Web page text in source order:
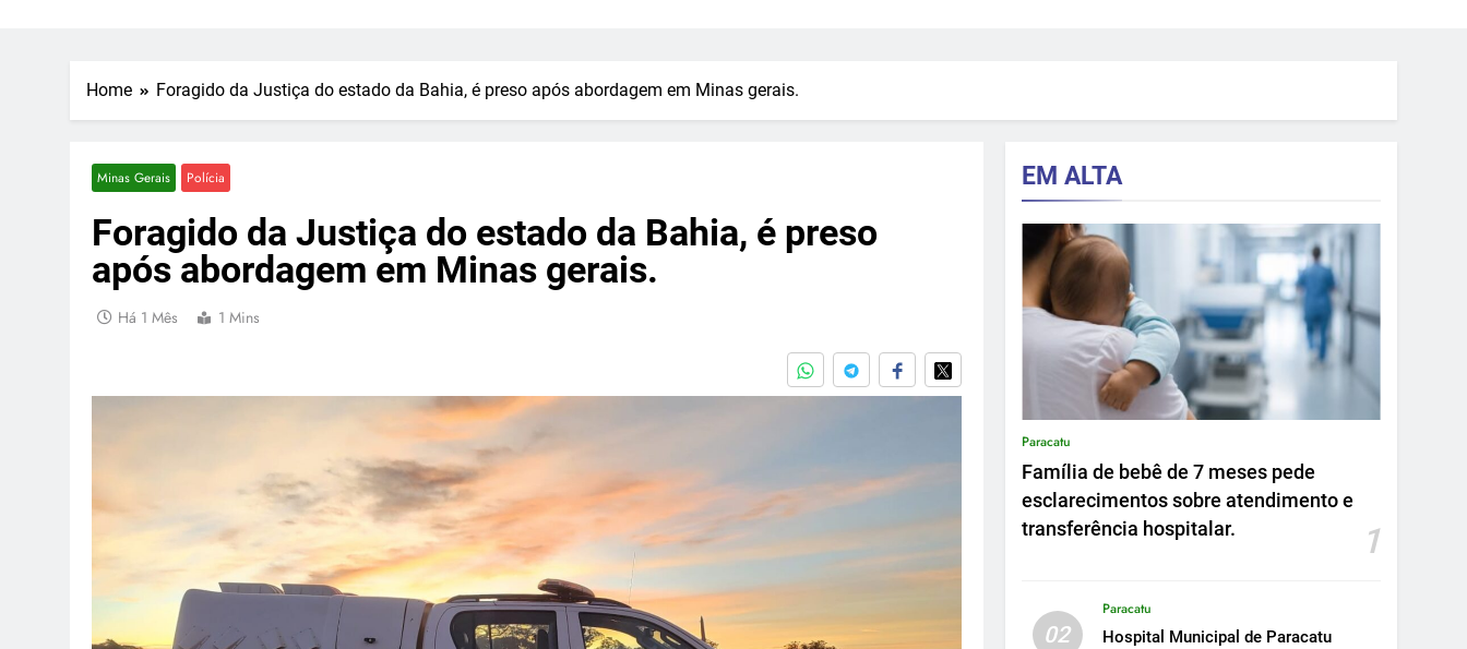
Home Foragido da Justiça do estado da Bahia, é preso após abordagem em Minas gerais.
Minas Gerais Polícia
Foragido da Justiça do estado da Bahia, é preso
após abordagem em Minas gerais.
Há 1 Mês 1 Mins
EM ALTA
Paracatu
Família de bebê de 7 meses pede
esclarecimentos sobre atendimento e
transferência hospitalar.
1
02
Paracatu
Hospital Municipal de Paracatu